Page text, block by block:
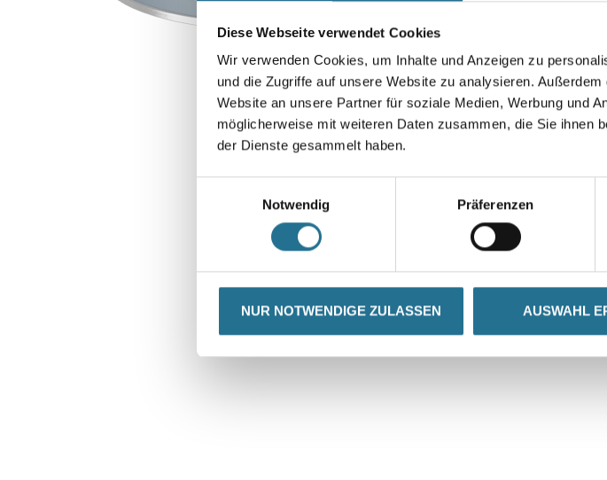
Diese Webseite verwendet Cookies
Wir verwenden Cookies, um Inhalte und Anzeigen zu
und die Zugriffe auf unsere Website zu analysieren.
Website an unsere Partner für soziale Medien, Werbung und
möglicherweise mit weiteren Daten zusammen, die Sie ihnen
der Dienste gesammelt haben.
Notwendig
Präferenzen
NUR NOTWENDIGE ZULASSEN AUSWAHL